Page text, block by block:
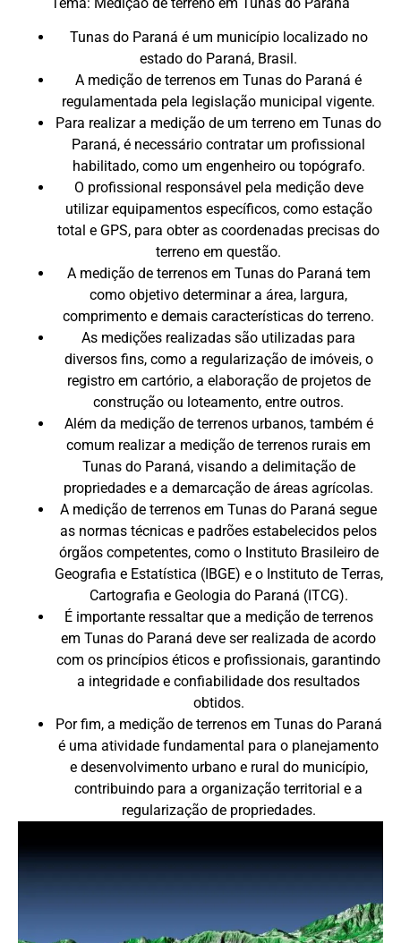
Tunas do Paraná é um município localizado no
estado do Paraná, Brasil.
A medição de terrenos em Tunas do Paraná é
regulamentada pela legislação municipal vigente.
Para realizar a medição de um terreno em Tunas do
Paraná, é necessário contratar um profissional
habilitado, como um engenheiro ou topógrafo.
O profissional responsável pela medição deve
utilizar equipamentos específicos, como estação
total e GPS, para obter as coordenadas precisas do
terreno em questão.
A medição de terrenos em Tunas do Paraná tem
como objetivo determinar a área, largura,
comprimento e demais características do terreno.
As medições realizadas são utilizadas para
diversos fins, como a regularização de imóveis, o
registro em cartório, a elaboração de projetos de
construção ou loteamento, entre outros.
Além da medição de terrenos urbanos, também é
comum realizar a medição de terrenos rurais em
Tunas do Paraná, visando a delimitação de
propriedades e a demarcação de áreas agrícolas.
A medição de terrenos em Tunas do Paraná segue
as normas técnicas e padrões estabelecidos pelos
órgãos competentes, como o Instituto Brasileiro de
Geografia e Estatística (IBGE) e o Instituto de Terras,
Cartografia e Geologia do Paraná (ITCG).
É importante ressaltar que a medição de terrenos
em Tunas do Paraná deve ser realizada de acordo
com os princípios éticos e profissionais, garantindo
a integridade e confiabilidade dos resultados
obtidos.
Por fim, a medição de terrenos em Tunas do Paraná
é uma atividade fundamental para o planejamento
e desenvolvimento urbano e rural do município,
contribuindo para a organização territorial e a
regularização de propriedades.